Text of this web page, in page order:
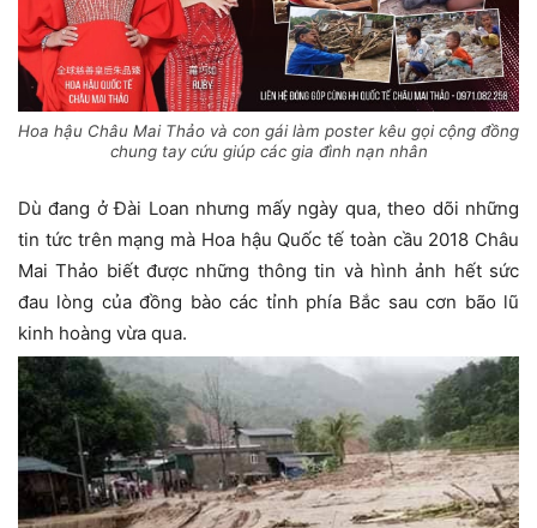
Hoa hậu Châu Mai Thảo và con gái làm poster kêu gọi cộng đồng
chung tay cứu giúp các gia đình nạn nhân
Dù đang ở Đài Loan nhưng mấy ngày qua, theo dõi những
tin tức trên mạng mà Hoa hậu Quốc tế toàn cầu 2018 Châu
Mai Thảo biết được những thông tin và hình ảnh hết sức
đau lòng của đồng bào các tỉnh phía Bắc sau cơn bão lũ
kinh hoàng vừa qua.